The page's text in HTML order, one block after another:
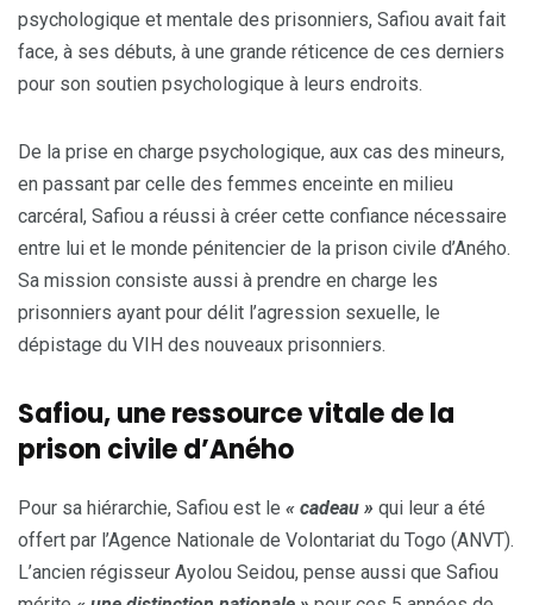
psychologique et mentale des prisonniers, Safiou avait fait
face, à ses débuts, à une grande réticence de ces derniers
pour son soutien psychologique à leurs endroits.
De la prise en charge psychologique, aux cas des mineurs,
en passant par celle des femmes enceinte en milieu
carcéral, Safiou a réussi à créer cette confiance nécessaire
entre lui et le monde pénitencier de la prison civile d’Aného.
Sa mission consiste aussi à prendre en charge les
prisonniers ayant pour délit l’agression sexuelle, le
dépistage du VIH des nouveaux prisonniers.
Safiou, une ressource vitale de la
prison civile d’Aného
Pour sa hiérarchie, Safiou est le « cadeau » qui leur a été
offert par l’Agence Nationale de Volontariat du Togo (ANVT).
L’ancien régisseur Ayolou Seidou, pense aussi que Safiou